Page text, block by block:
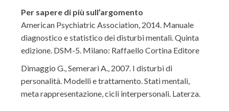
Per sapere di più sull’argomento
American Psychiatric Association, 2014. Manuale
diagnostico e statistico dei disturbi mentali. Quinta
edizione. DSM-5. Milano: Raffaello Cortina Editore
Dimaggio G., Semerari A., 2007. I disturbi di
personalità. Modelli e trattamento. Stati mentali,
meta rappresentazione, cicli interpersonali. Laterza.